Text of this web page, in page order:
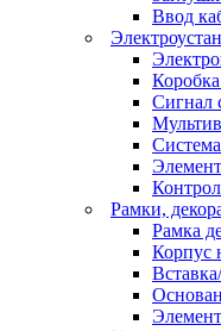
Ввод
Сигнал
Рамки,
Рамка
Корпус